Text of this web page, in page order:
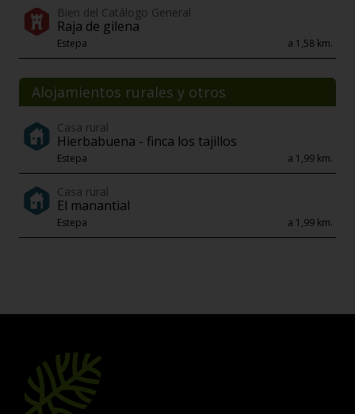
Bien del Catálogo General
Raja de gilena
Estepa a 1,58 km.
Alojamientos rurales y otros
Casa rural
Hierbabuena - finca los tajillos
Estepa a 1,99 km.
Casa rural
El manantial
Estepa a 1,99 km.